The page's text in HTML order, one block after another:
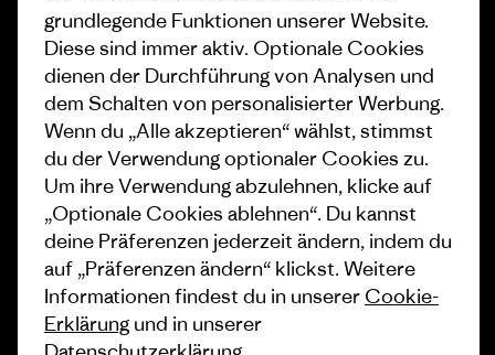
Klimaziele
1% For The Planet
Wie wir finanzieren
Geschenkgutscheine
Stores in deiner Nähe
Pressekontakt
Industry program
Affiliate-Programm
Patagonia Deutschland
Seitenverzeichnis
© 2026 Patagonia, Inc. All Rights Reserved.
grundlegende Funktionen unserer Website.
Diese sind immer aktiv. Optionale Cookies
dienen der Durchführung von Analysen und
dem Schalten von personalisierter Werbung.
Wenn du „Alle akzeptieren“ wählst, stimmst
du der Verwendung optionaler Cookies zu.
Um ihre Verwendung abzulehnen, klicke auf
„Optionale Cookies ablehnen“. Du kannst
deine Präferenzen jederzeit ändern, indem du
auf „Präferenzen ändern“ klickst. Weitere
Informationen findest du in unserer Cookie-
Erklärung und in unserer